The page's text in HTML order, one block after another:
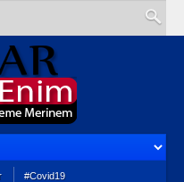
#Covid19